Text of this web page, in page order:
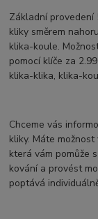
Základní provedení
kliky směrem
klika-koule.
pomocí klíče za
klika-klika, klika-
Chceme vás
kliky. Máte
která vám pomůže
kování a provést
poptává